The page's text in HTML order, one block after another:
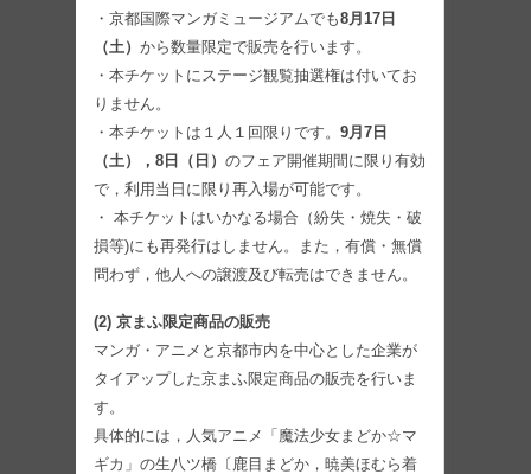
・京都国際マンガミュージアムでも8月17日
（土） から数量限定で販売を行います。
・本チケットにステージ観覧抽選権は付いてお
りません。
・本チケットは１人１回限りです。 9月7日
（土），8日（日） のフェア開催期間に限り有効
で，利用当日に限り再入場が可能です。
・ 本チケットはいかなる場合（紛失・焼失・破
損等)にも再発行はしません。また，有償・無償
問わず，他人への譲渡及び転売はできません。
(2) 京まふ限定商品の販売
マンガ・アニメと京都市内を中心とした企業が
タイアップした京まふ限定商品の販売を行いま
す。
具体的には，人気アニメ「魔法少女まどか☆マ
ギカ」の生八ツ橋〔鹿目まどか，暁美ほむら着